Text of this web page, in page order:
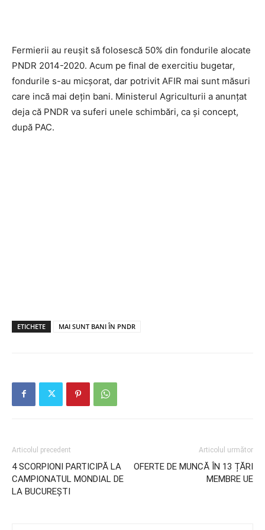
Fermierii au reușit să folosescă 50% din fondurile alocate
PNDR 2014-2020. Acum pe final de exercitiu bugetar,
fondurile s-au micșorat, dar potrivit AFIR mai sunt măsuri
care incă mai dețin bani. Ministerul Agriculturii a anunțat
deja că PNDR va suferi unele schimbări, ca și concept,
după PAC.
ETICHETE MAI SUNT BANI ÎN PNDR
Articolul precedent
4 SCORPIONI PARTICIPĂ LA
CAMPIONATUL MONDIAL DE
LA BUCUREȘTI
Articolul următor
OFERTE DE MUNCĂ ÎN 13 ȚĂRI
MEMBRE UE